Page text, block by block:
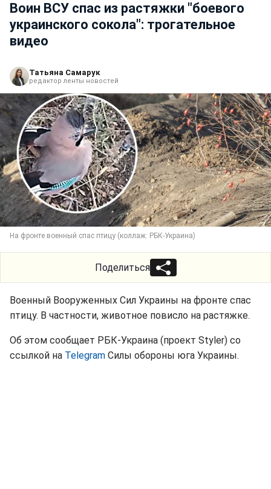
Воин ВСУ спас из растяжки "боевого
украинского сокола": трогательное
видео
Татьяна Самарук
редактор ленты новостей
На фронте военный спас птицу (коллаж: РБК-Украина)
Поделиться
Военный Вооруженных Сил Украины на фронте спас
птицу. В частности, животное повисло на растяжке.
Об этом сообщает РБК-Украина (проект Styler) со
ссылкой на Telegram Силы обороны юга Украины.